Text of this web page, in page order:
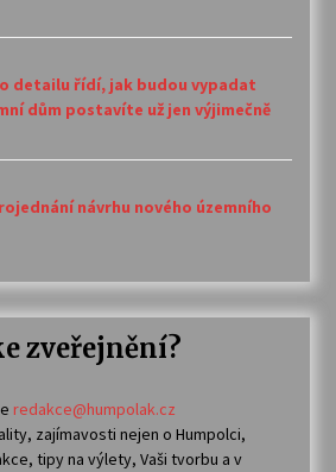
detailu řídí, jak budou vypadat
dům postavíte už jen výjimečně
návrhu nového územního
zveřejnění?
redakce@humpolak.cz
zajímavosti nejen o Humpolci,
tipy na výlety, Vaši tvorbu a v